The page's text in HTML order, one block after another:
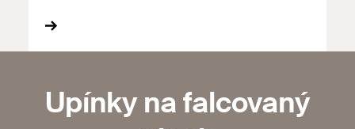
Upínky na falcovaný